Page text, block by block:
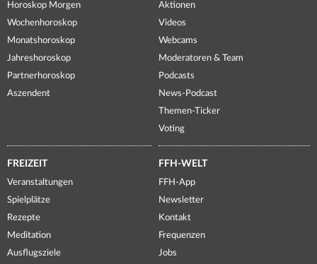
Horoskop Morgen
Wochenhoroskop
Monatshoroskop
Jahreshoroskop
Partnerhoroskop
Aszendent
Aktionen
Videos
Webcams
Moderatoren & Team
Podcasts
News-Podcast
Themen-Ticker
Voting
FREIZEIT
Veranstaltungen
Spielplätze
Rezepte
Meditation
Ausflugsziele
FFH-WELT
FFH-App
Newsletter
Kontakt
Frequenzen
Jobs